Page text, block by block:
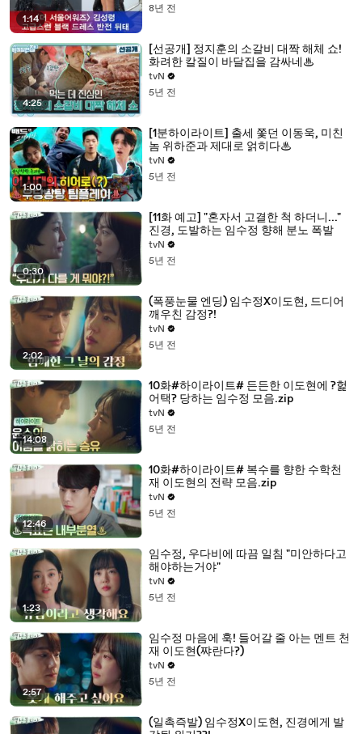
1:14
8년 전
4:25
[선공개] 정지훈의 소갈비 대짝 해체 쇼!
화려한 칼질이 바달집을 감싸네♨
tvN
5년 전
1:00
[1분하이라이트] 출세 쫓던 이동욱, 미친
놈 위하준과 제대로 얽히다♨
tvN
5년 전
0:30
[11화 예고] "혼자서 고결한 척 하더니..."
진경, 도발하는 임수정 향해 분노 폭발
tvN
5년 전
2:02
(폭풍눈물 엔딩) 임수정X이도현, 드디어
깨우친 감정?!
tvN
5년 전
14:08
10화#하이라이트# 든든한 이도현에 ?헕
어택? 당하는 임수정 모음.zip
tvN
5년 전
12:46
10화#하이라이트# 복수를 향한 수학천
재 이도현의 전략 모음.zip
tvN
5년 전
1:23
임수정, 우다비에 따끔 일침 "미안하다고
해야하는거야"
tvN
5년 전
2:57
임수정 마음에 훅! 들어갈 줄 아는 멘트 천
재 이도현(쨔란다?)
tvN
5년 전
(일촉즉발) 임수정X이도현, 진경에게 발